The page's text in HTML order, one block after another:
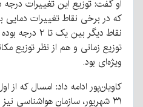
او گفت: توزیع این تغییرات
نقاط دیگر بین
توزیع زمانی و هم از نظر توزیع
ویژه‌ای بود.
کاویان‌پور ادامه داد: امسال که